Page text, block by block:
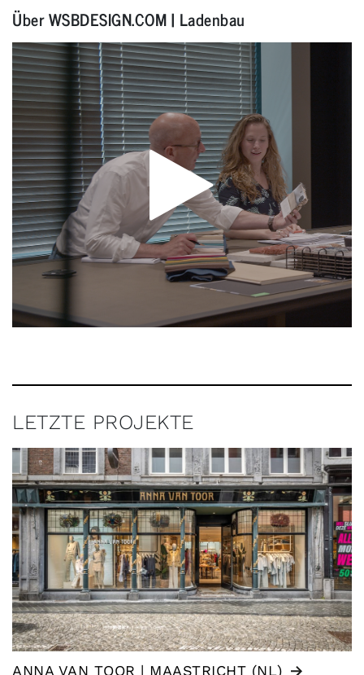
Über WSBDESIGN.COM | Ladenbau
LETZTE PROJEKTE
ANNA VAN TOOR | MAASTRICHT (NL)